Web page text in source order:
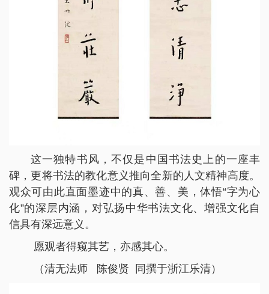
这一独特书风，不仅是中国书法史上的一座丰
碑，更将书法的教化意义推向全新的人文精神高度。
观众可由此直面墨迹中的真、善、美，体悟“字为心
化”的深层内涵，对弘扬中华书法文化、增强文化自
信具有深远意义。
愿观者得窥其艺，亦感其心。
（清无法师 陈俊贤 同撰于浙江乐清）